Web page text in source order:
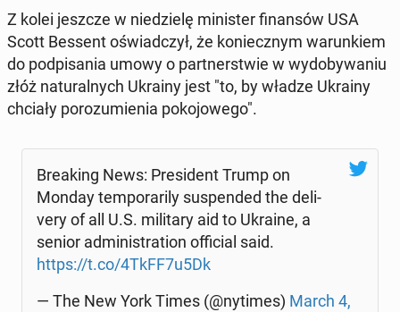
Z kolei jeszcze w nie­dzie­lę mi­ni­ster fi­nan­sów USA
Scott Bessent oświad­czył, że ko­niecz­nym wa­run­kiem
do pod­pi­sa­nia umowy o part­ner­stwie w wy­do­by­wa­niu
złóż na­tu­ral­nych Ukrainy jest "to, by władze Ukrainy
chciały po­ro­zu­mie­nia po­ko­jo­we­go".
Bre­aking News: Pre­si­dent Trump on
Monday tem­po­ra­ri­ly su­spen­ded the de­li­
ve­ry of all U.S. mi­li­ta­ry aid to Ukraine, a
senior ad­mi­ni­stra­tion of­fi­cial said.
https://t.co/4TkFF7u5Dk
— The New York Times (@nytimes) March 4,